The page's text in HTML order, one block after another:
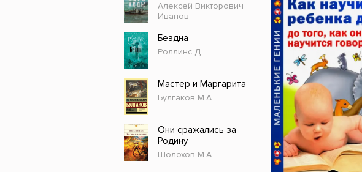
История
Разное
Прочие издания
Ужасы / Мистика
Научная литература
Учебники
Алексей Викторович
Иванов
Бездна
Роллинс Д.
Мастер и Маргарита
Булгаков М.А.
Они сражались за
Родину
Шолохов М.А.